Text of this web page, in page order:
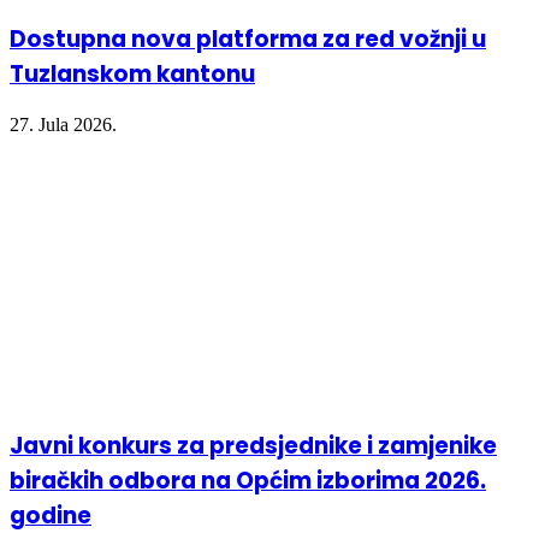
Dostupna nova platforma za red vožnji u
Tuzlanskom kantonu
27. Jula 2026.
Javni konkurs za predsjednike i zamjenike
biračkih odbora na Općim izborima 2026.
godine